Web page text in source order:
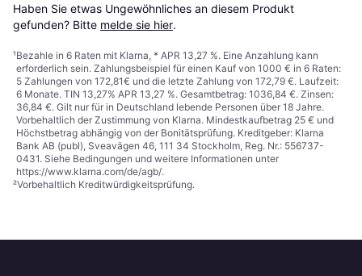
Haben Sie etwas Ungewöhnliches an diesem Produkt
gefunden? Bitte melde sie hier.
¹Bezahle in 6 Raten mit Klarna, * APR 13,27 %. Eine Anzahlung kann
erforderlich sein. Zahlungsbeispiel für einen Kauf von 1000 € in 6 Raten:
5 Zahlungen von 172,81€ und die letzte Zahlung von 172,79 €. Laufzeit:
6 Monate. TIN 13,27% APR 13,27 %. Gesamtbetrag: 1036,84 €. Zinsen:
36,84 €. Gilt nur für in Deutschland lebende Personen über 18 Jahre.
Vorbehaltlich der Zustimmung von Klarna. Mindestkaufbetrag 25 € und
Höchstbetrag abhängig von der Bonitätsprüfung. Kreditgeber: Klarna
Bank AB (publ), Sveavägen 46, 111 34 Stockholm, Reg. Nr.: 556737-
0431. Siehe Bedingungen und weitere Informationen unter
https://www.klarna.com/de/agb/.
²Vorbehaltlich Kreditwürdigkeitsprüfung.